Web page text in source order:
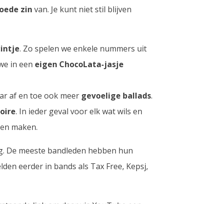
zin van. Je kunt niet stil blijven
. Zo spelen we enkele nummers uit
in een eigen ChocoLata-jasje
af en toe ook meer gevoelige ballads.
. In ieder geval voor elk wat wils en
maken.
De meeste bandleden hebben hun
eerder in bands als Tax Free, Kepsj,